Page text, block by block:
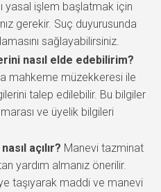
yasal işlem başlatmak için
gerekir. Suç duyurusunda
sağlayabilirsiniz.
nasıl elde edebilirim?
mahkeme müzekkeresi ile
talep edilebilir. Bu bilgiler
ve üyelik bilgileri
açılır? Manevi tazminat
yardım almanız önerilir.
taşıyarak maddi ve manevi